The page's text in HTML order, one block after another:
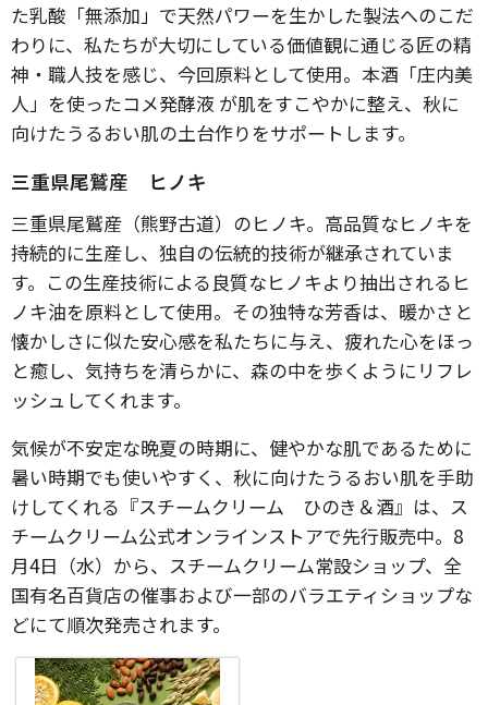
た乳酸「無添加」で天然パワーを生かした製法へのこだ
わりに、私たちが大切にしている価値観に通じる匠の精
神・職人技を感じ、今回原料として使用。本酒「庄内美
人」を使ったコメ発酵液 が肌をすこやかに整え、秋に
向けたうるおい肌の土台作りをサポートします。
三重県尾鷲産 ヒノキ
三重県尾鷲産（熊野古道）のヒノキ。高品質なヒノキを
持続的に生産し、独自の伝統的技術が継承されていま
す。この生産技術による良質なヒノキより抽出されるヒ
ノキ油を原料として使用。その独特な芳香は、暖かさと
懐かしさに似た安心感を私たちに与え、疲れた心をほっ
と癒し、気持ちを清らかに、森の中を歩くようにリフレ
ッシュしてくれます。
気候が不安定な晩夏の時期に、健やかな肌であるために
暑い時期でも使いやすく、秋に向けたうるおい肌を手助
けしてくれる『スチームクリーム ひのき＆酒』は、ス
チームクリーム公式オンラインストアで先行販売中。8
月4日（水）から、スチームクリーム常設ショップ、全
国有名百貨店の催事および一部のバラエティショップな
どにて順次発売されます。